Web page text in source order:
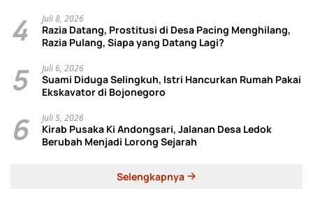
4 Juli 8, 2026
Razia Datang, Prostitusi di Desa Pacing Menghilang,
Razia Pulang, Siapa yang Datang Lagi?
5 Juli 6, 2026
Suami Diduga Selingkuh, Istri Hancurkan Rumah Pakai
Ekskavator di Bojonegoro
6 Juli 5, 2026
Kirab Pusaka Ki Andongsari, Jalanan Desa Ledok
Berubah Menjadi Lorong Sejarah
Selengkapnya